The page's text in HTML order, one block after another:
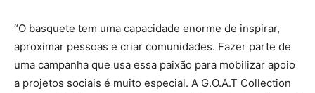
“O basquete tem uma capacidade enorme de inspirar,
aproximar pessoas e criar comunidades. Fazer parte de
uma campanha que usa essa paixão para mobilizar apoio
a projetos sociais é muito especial. A G.O.A.T Collection